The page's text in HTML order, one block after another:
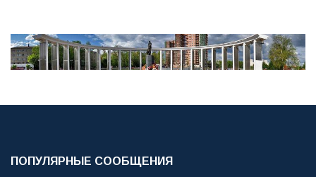
ПОПУЛЯРНЫЕ СООБЩЕНИЯ